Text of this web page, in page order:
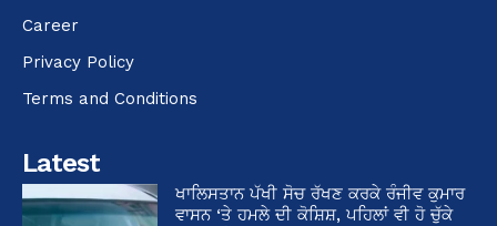
Career
Privacy Policy
Terms and Conditions
Latest
ਖਾਲਿਸਤਾਨ ਪੱਖੀ ਸੋਚ ਰੱਖਣ ਕਰਕੇ ਰੰਜੀਵ ਕੁਮਾਰ
ਵਾਸਨ ‘ਤੇ ਹਮਲੇ ਦੀ ਕੋਸ਼ਿਸ਼, ਪਹਿਲਾਂ ਵੀ ਹੋ ਚੁੱਕੇ